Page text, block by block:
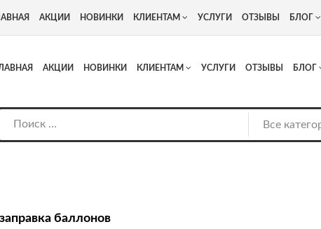
Адрес: г. Москва, Люберцы, Котельнический проезд 13
АКЦИИ НОВИНКИ КЛИЕНТАМ УСЛУГИ ОТЗЫВЫ БЛОГ
АКЦИИ НОВИНКИ КЛИЕНТАМ УСЛУГИ ОТЗЫВЫ БЛОГ
заправка баллонов